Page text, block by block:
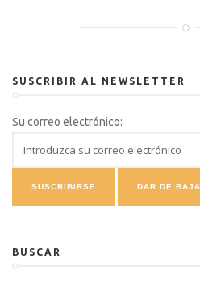
SUSCRIBIR AL NEWSLETTER
Su correo electrónico:
BUSCAR